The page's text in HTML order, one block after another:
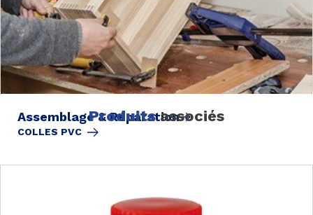
Assemblage & Réparation
COLLES PVC
Produitsassociés